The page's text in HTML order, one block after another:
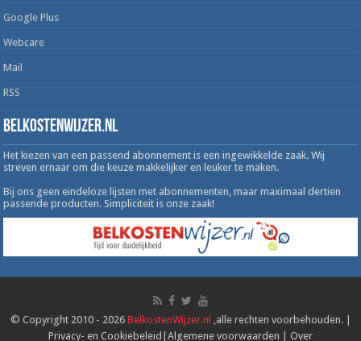
Google Plus
Webcare
Mail
RSS
Belkostenwijzer.nl
Het kiezen van een passend abonnement is een ingewikkelde zaak. Wij
streven ernaar om die keuze makkelijker en leuker te maken.
Bij ons geen eindeloze lijsten met abonnementen, maar maximaal dertien
passende producten. Simpliciteit is onze zaak!
© Copyright 2010 - 2026 BelkostenWijzer.nl ,alle rechten voorbehouden. |
Privacy- en Cookiebeleid | Algemene voorwaarden | Over